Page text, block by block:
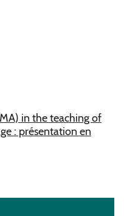
in the teaching of
: présentation en